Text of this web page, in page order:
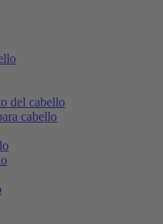
del cabello
cabello